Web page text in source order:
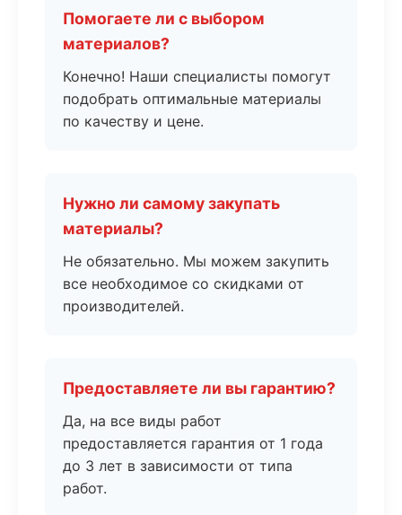
Помогаете ли с выбором
материалов?
Конечно! Наши специалисты помогут
подобрать оптимальные материалы
по качеству и цене.
Нужно ли самому закупать
материалы?
Не обязательно. Мы можем закупить
все необходимое со скидками от
производителей.
Предоставляете ли вы гарантию?
Да, на все виды работ
предоставляется гарантия от 1 года
до 3 лет в зависимости от типа
работ.